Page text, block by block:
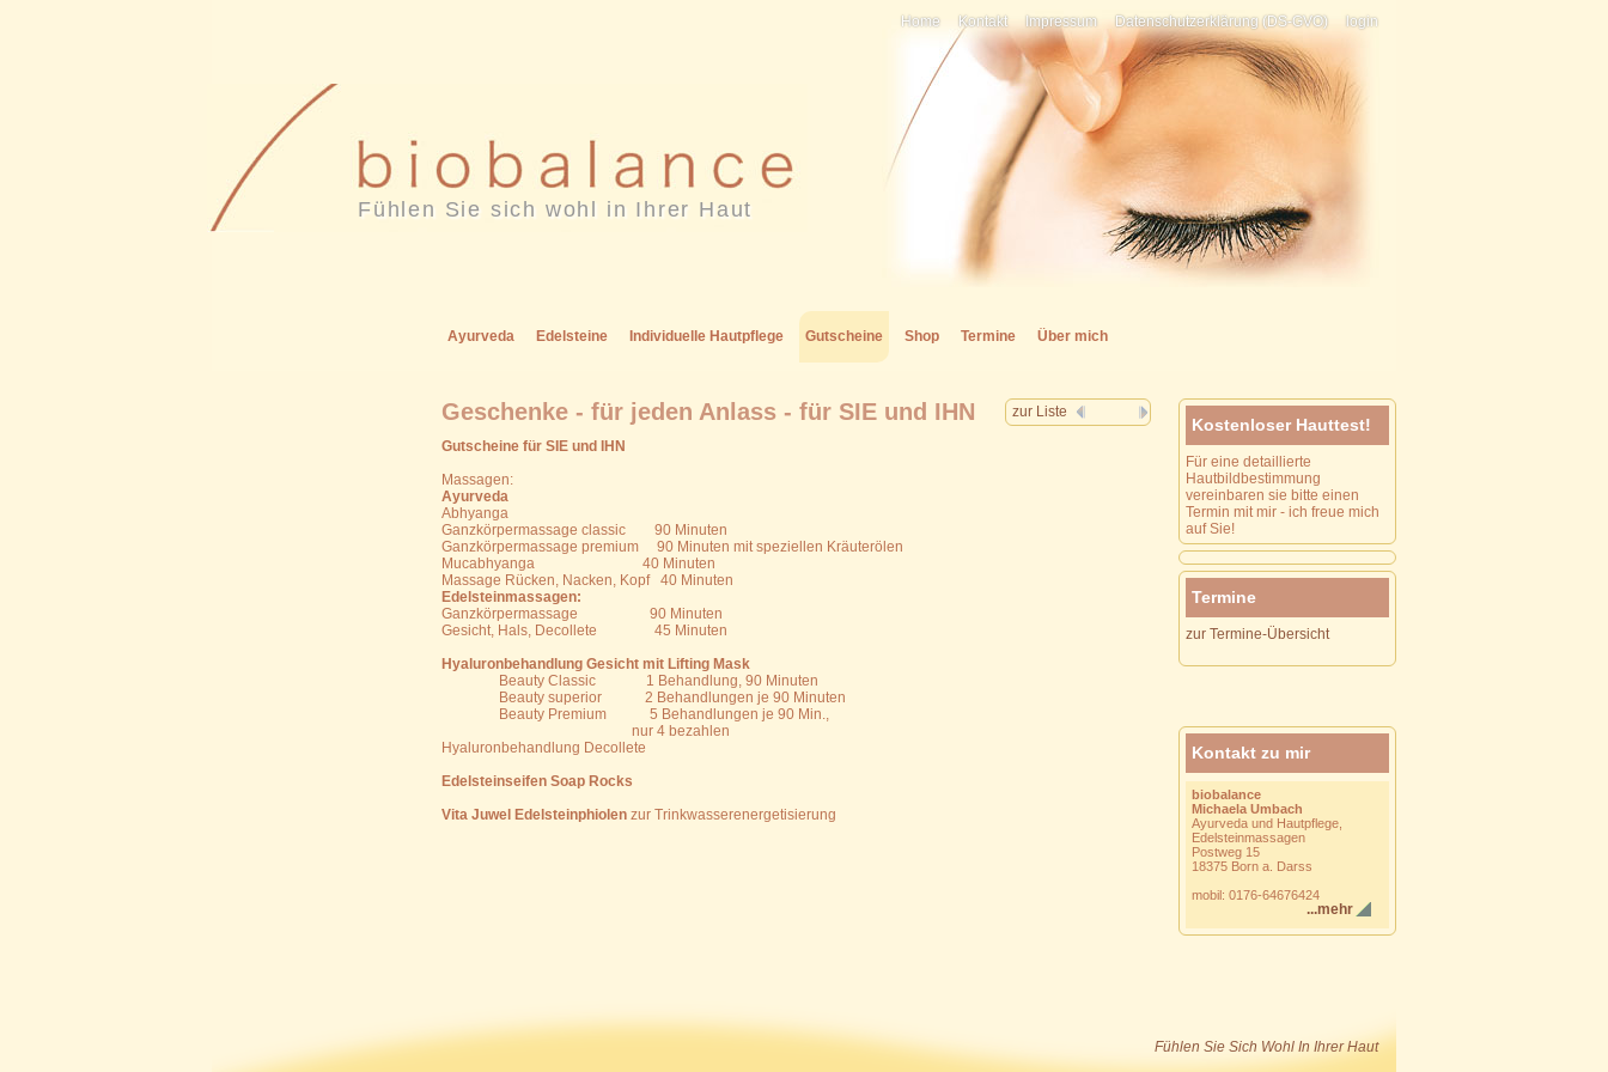
Fühlen Sie sich wohl in Ihrer Haut
Home Kontakt Impressum Datenschutzerklärung (DS-GVO) login
Ayurveda Edelsteine Individuelle Hautpflege Gutscheine Shop Termine Über mich
zur Liste
Geschenke - für jeden Anlass - für SIE und IHN
Gutscheine für SIE und IHN
Massagen:
Ayurveda
Abhyanga
Ganzkörpermassage classic 90 Minuten
Ganzkörpermassage premium 90 Minuten mit speziellen Kräuterölen
Mucabhyanga 40 Minuten
Massage Rücken, Nacken, Kopf 40 Minuten
Edelsteinmassagen:
Ganzkörpermassage 90 Minuten
Gesicht, Hals, Decollete 45 Minuten
Hyaluronbehandlung Gesicht mit Lifting Mask
Beauty Classic 1 Behandlung, 90 Minuten
Beauty superior 2 Behandlungen je 90 Minuten
Beauty Premium 5 Behandlungen je 90 Min.,
nur 4 bezahlen
Hyaluronbehandlung Decollete
Edelsteinseifen Soap Rocks
Vita Juwel Edelsteinphiolen zur Trinkwasserenergetisierung
Kostenloser Hauttest!
Für eine detaillierte
Hautbildbestimmung
vereinbaren sie bitte einen
Termin mit mir - ich freue mich
auf Sie!
Termine
zur Termine-Übersicht
Kontakt zu mir
biobalance
Michaela Umbach
Ayurveda und Hautpflege,
Edelsteinmassagen
Postweg 15
18375 Born a. Darss
mobil: 0176-64676424
...mehr
Fühlen Sie Sich Wohl In Ihrer Haut